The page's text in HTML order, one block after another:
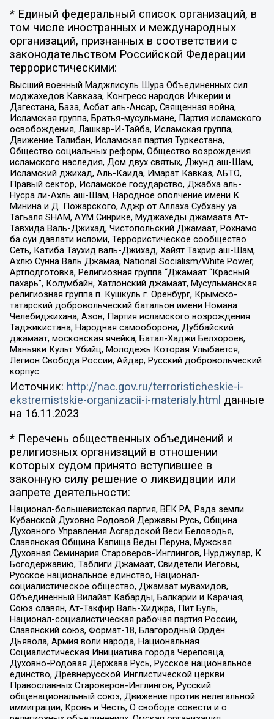
* Единый федеральный список организаций, в
том числе иностранных и международных
организаций, признанных в соответствии с
законодательством Российской Федерации
террористическими:
Высший военный Маджлисуль Шура Объединенных сил
моджахедов Кавказа, Конгресс народов Ичкерии и
Дагестана, База, Асбат аль-Ансар, Священная война,
Исламская группа, Братья-мусульмане, Партия исламского
освобождения, Лашкар-И-Тайба, Исламская группа,
Движение Талибан, Исламская партия Туркестана,
Общество социальных реформ, Общество возрождения
исламского наследия, Дом двух святых, Джунд аш-Шам,
Исламский джихад, Аль-Каида, Имарат Кавказ, АБТО,
Правый сектор, Исламское государство, Джабха аль-
Нусра ли-Ахль аш-Шам, Народное ополчение имени К.
Минина и Д. Пожарского, Аджр от Аллаха Субхану уа
Тагьаля SHAM, АУМ Синрике, Муджахеды джамаата Ат-
Тавхида Валь-Джихад, Чистопольский Джамаат, Рохнамо
ба суи давлати исломи, Террористическое сообщество
Сеть, Катиба Таухид валь-Джихад, Хайят Тахрир аш-Шам,
Ахлю Сунна Валь Джамаа, National Socialism/White Power,
Артподготовка, Религиозная группа “Джамаат “Красный
пахарь”, Колумбайн, Хатлонский джамаат, Мусульманская
религиозная группа п. Кушкуль г. Оренбург, Крымско-
татарский добровольческий батальон имени Номана
Челебиджихана, Азов, Партия исламского возрождения
Таджикистана, Народная самооборона, Дуббайский
джамаат, московская ячейка, Батал-Хаджи Белхороев,
Маньяки Культ Убийц, Молодёжь Которая Улыбается,
Легион Свобода России, Айдар, Русский добровольческий
корпус
Источник: http://nac.gov.ru/terroristicheskie-i-
ekstremistskie-organizacii-i-materialy.html данные
на 16.11.2023
* Перечень общественных объединений и
религиозных организаций в отношении
которых судом принято вступившее в
законную силу решение о ликвидации или
запрете деятельности:
Национал-большевистская партия, ВЕК РА, Рада земли
Кубанской Духовно Родовой Державы Русь, Община
Духовного Управления Асгардской Веси Беловодья,
Славянская Община Капища Веды Перуна, Мужская
Духовная Семинария Староверов-Инглингов, Нурджулар, К
Богодержавию, Таблиги Джамаат, Свидетели Иеговы,
Русское национальное единство, Национал-
социалистическое общество, Джамаат мувахидов,
Объединенный Вилайат Кабарды, Балкарии и Карачая,
Союз славян, Ат-Такфир Валь-Хиджра, Пит Буль,
Национал-социалистическая рабочая партия России,
Славянский союз, Формат-18, Благородный Орден
Дьявола, Армия воли народа, Национальная
Социалистическая Инициатива города Череповца,
Духовно-Родовая Держава Русь, Русское национальное
единство, Древнерусской Инглистической церкви
Православных Староверов-Инглингов, Русский
общенациональный союз, Движение против нелегальной
иммиграции, Кровь и Честь, О свободе совести и о